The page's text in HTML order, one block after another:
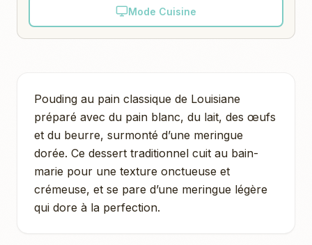
Mode Cuisine
Pouding au pain classique de Louisiane
préparé avec du pain blanc, du lait, des œufs
et du beurre, surmonté d’une meringue
dorée. Ce dessert traditionnel cuit au bain-
marie pour une texture onctueuse et
crémeuse, et se pare d’une meringue légère
qui dore à la perfection.